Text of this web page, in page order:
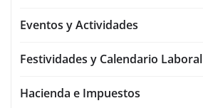
Eventos y Actividades
Festividades y Calendario Laboral
Hacienda e Impuestos